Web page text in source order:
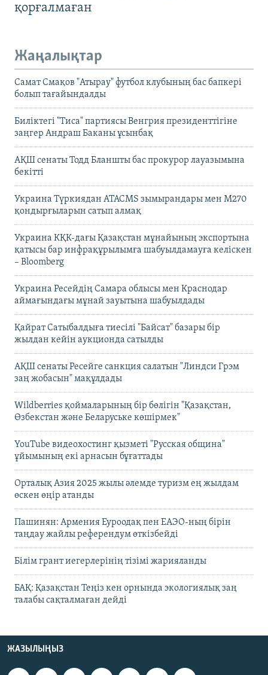
қорғалмаған
Жаңалықтар
Самат Смақов "Атырау" футбол клубының бас бапкері
болып тағайындалды
Биліктегі "Тиса" партиясы Венгрия президенттігіне
заңгер Андраш Баканы ұсынбақ
АҚШ сенаты Тодд Бланшты бас прокурор лауазымына
бекітті
Украина Түркиядан ATACMS зымырандары мен M270
қондырғыларын сатып алмақ
Украина КҚК-дағы Қазақстан мұнайының экспортына
қатысы бар инфрақұрылымға шабуылдамауға келіскен
– Bloomberg
Украина Ресейдің Самара облысы мен Краснодар
аймағындағы мұнай зауытына шабуылдады
Қайрат Сатыбалдыға тиесілі "Байсат" базары бір
жылдан кейін аукционда сатылды
АҚШ сенаты Ресейге санкция салатын "Линдси Грэм
заң жобасын" мақұлдады
Wildberries қоймаларының бір бөлігін "Қазақстан,
Өзбекстан және Беларуське көшірмек"
YouTube видеохостинг қызметі "Русская община"
ұйымының екі арнасын бұғаттады
Орталық Азия 2025 жылы әлемде туризм ең жылдам
өскен өңір атанды
Пашинян: Армения Еуроодақ пен ЕАЭО-ның бірін
таңдау жайлы референдум өткізбейді
Білім грант иегерлерінің тізімі жарияланды
БАҚ: Қазақстан Теңіз кен орнында экологиялық заң
талабы сақталмаған дейді
ЖАЗЫЛЫҢЫЗ